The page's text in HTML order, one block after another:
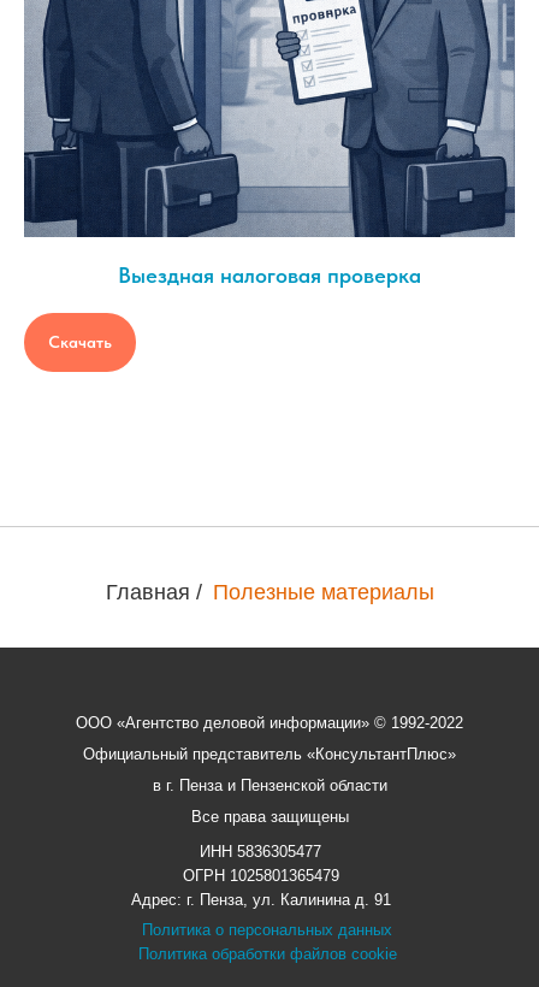
Выездная налоговая проверка
Скачать
Главная / Полезные материалы
ООО «Агентство деловой информации» © 1992-2022
Официальный представитель «КонсультантПлюс»
в г. Пенза и Пензенской области
Все права защищены
Политика о персональных данных
Политика обработки файлов cookie
ИНН 5836305477
ОГРН 1025801365479
Адрес: г. Пенза, ул. Калинина д. 91